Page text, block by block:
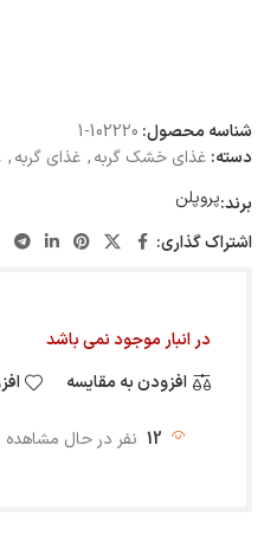
شناسه محصول: 102220-1
دسته: غذای خشک گربه, غذای گربه,
برند:پروپلن
اشتراک گذاری:
در انبار موجود نمی باشد
افزودن به مقایسه
12 نفر در حال